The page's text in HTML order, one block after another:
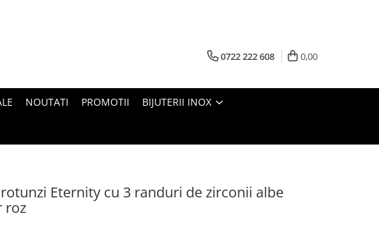
0722 222 608 0,00
NOUTATI PROMOTII BIJUTERII INOX
Eternity cu 3 randuri de zirconii albe
roz